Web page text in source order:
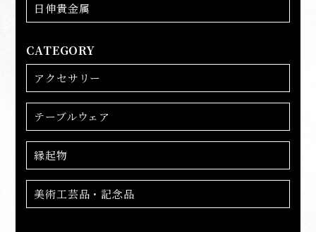
日伸貴金属
CATEGORY
アクセサリー
テーブルウェア
縁起物
美術工芸品・記念品